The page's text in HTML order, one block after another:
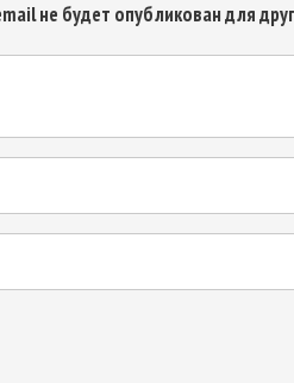
не будет опубликован для